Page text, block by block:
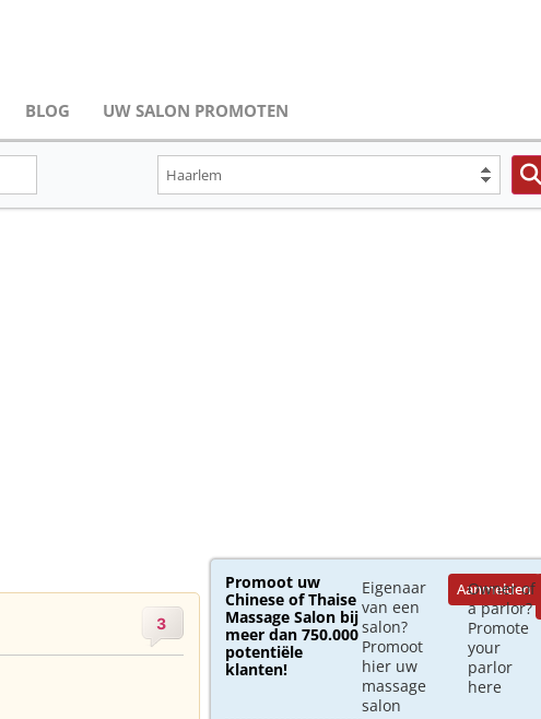
BLOG UW SALON PROMOTEN
3
Promoot uw
Chinese of Thaise
Massage Salon bij
meer dan 750.000
potentiële
klanten!
Eigenaar
van een
salon?
Promoot
hier uw
massage
salon
Aanmelden
Owner of
a parlor?
Promote
your
parlor
here